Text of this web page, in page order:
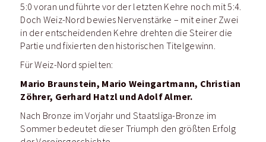
5:0 voran und führte vor der letzten Kehre noch mit 5:4.
Doch Weiz-Nord bewies Nervenstärke – mit einer Zwei
in der entscheidenden Kehre drehten die Steirer die
Partie und fixierten den historischen Titelgewinn.
Für Weiz-Nord spielten:
Mario Braunstein, Mario Weingartmann, Christian
Zöhrer, Gerhard Hatzl und Adolf Almer.
Nach Bronze im Vorjahr und Staatsliga-Bronze im
Sommer bedeutet dieser Triumph den größten Erfolg